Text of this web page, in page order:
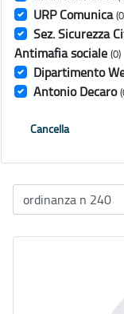
URP Comunica
Sez. Sicurezza
Antimafia sociale (0)
Dipartimento
Antonio Decaro
Cancella